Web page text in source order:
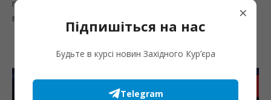
представники влади, громадськості, бізнесу, військові,
ветерани,...
Запис
×
Підпишіться на нас
Будьте в курсі новин Західного Кур’єра
Telegram